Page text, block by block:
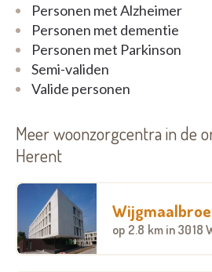
Het is ons doel om ervoor te
zich goed verzorgd en veilig voelt.
Personen met Alzheimer
Personen met dementie
Personen met Parkinson
Semi-validen
Valide personen
Meer woonzorgcentra in de
Herent
op 2.8 km in 3018